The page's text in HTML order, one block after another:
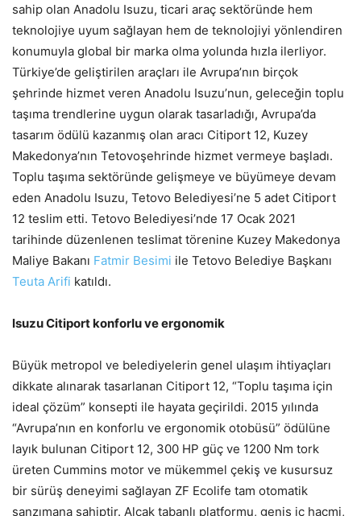
sahip olan Anadolu Isuzu, ticari araç sektöründe hem
teknolojiye uyum sağlayan hem de teknolojiyi yönlendiren
konumuyla global bir marka olma yolunda hızla ilerliyor.
Türkiye’de geliştirilen araçları ile Avrupa’nın birçok
şehrinde hizmet veren Anadolu Isuzu’nun, geleceğin toplu
taşıma trendlerine uygun olarak tasarladığı, Avrupa’da
tasarım ödülü kazanmış olan aracı Citiport 12, Kuzey
Makedonya’nın Tetovoşehrinde hizmet vermeye başladı.
Toplu taşıma sektöründe gelişmeye ve büyümeye devam
eden Anadolu Isuzu, Tetovo Belediyesi’ne 5 adet Citiport
12 teslim etti. Tetovo Belediyesi’nde 17 Ocak 2021
tarihinde düzenlenen teslimat törenine Kuzey Makedonya
Maliye Bakanı Fatmir Besimi ile Tetovo Belediye Başkanı
Teuta Arifi katıldı.
Isuzu Citiport konforlu ve ergonomik
Büyük metropol ve belediyelerin genel ulaşım ihtiyaçları
dikkate alınarak tasarlanan Citiport 12, “Toplu taşıma için
ideal çözüm” konsepti ile hayata geçirildi. 2015 yılında
“Avrupa’nın en konforlu ve ergonomik otobüsü” ödülüne
layık bulunan Citiport 12, 300 HP güç ve 1200 Nm tork
üreten Cummins motor ve mükemmel çekiş ve kusursuz
bir sürüş deneyimi sağlayan ZF Ecolife tam otomatik
şanzımana sahiptir. Alçak tabanlı platformu, geniş iç hacmi,